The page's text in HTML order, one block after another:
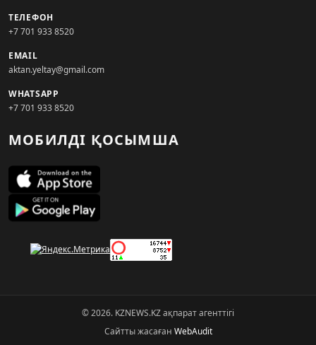
ТЕЛЕФОН
+7 701 933 8520
EMAIL
aktan.yeltay@gmail.com
WHATSAPP
+7 701 933 8520
МОБИЛДІ ҚОСЫМША
© 2026. KZNEWS.KZ ақпарат агенттігі
Сайтты жасаған WebAudit